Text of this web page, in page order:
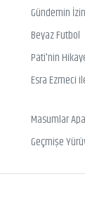
Gündemin
Beyaz Futbol
Pati'nin
Esra Ezmeci
Masumlar
Geçmişe